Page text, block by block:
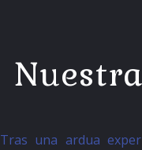
Tras una ardua